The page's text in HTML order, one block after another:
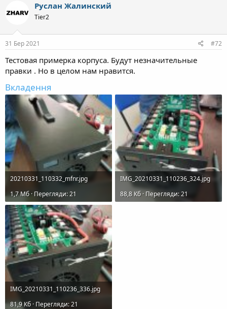
Руслан Жалинский
Tier2
31 Бер 2021 #72
Тестовая примерка корпуса. Будут незначительные
правки . Но в целом нам нравится.
Вкладення
20210331_110332_mfnr.jpg
1,7 Mб · Перегляди: 21
IMG_20210331_110236_324.jpg
88,8 Кб · Перегляди: 21
IMG_20210331_110236_336.jpg
81,9 Кб · Перегляди: 21